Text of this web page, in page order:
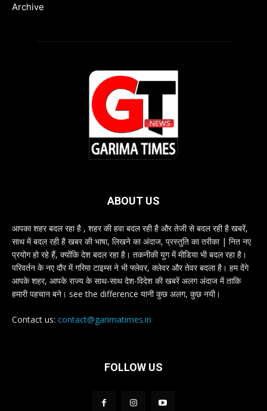
Archive
ABOUT US
आपका शहर बदल रहा है , शहर की हवा बदल रही है और तेजी से बदल रही है खबरें,
साथ में बदल रही है खबर की भाषा, लिखने का अंदाज, प्रस्तुति का तरीका | नित नए
प्रयोग हो रहे हैं, क्योंकि देश बदल रहा है। तकनीकी युग में मीडिया भी बदल रहा है।
परिवर्तन के नए दौर में गरिमा टाइम्स ने भी फ्लेवर, क्लेवर और तेवर बदला है। हम देंगे
आपके शहर, आपके राज्य के साथ-साथ देश-विदेश की खबरें अलग अंदाज में ताकि
हमारी पहचान बने। see the difference यानी कुछ अलग, कुछ नयी।
Contact us: contact@garimatimes.in
FOLLOW US